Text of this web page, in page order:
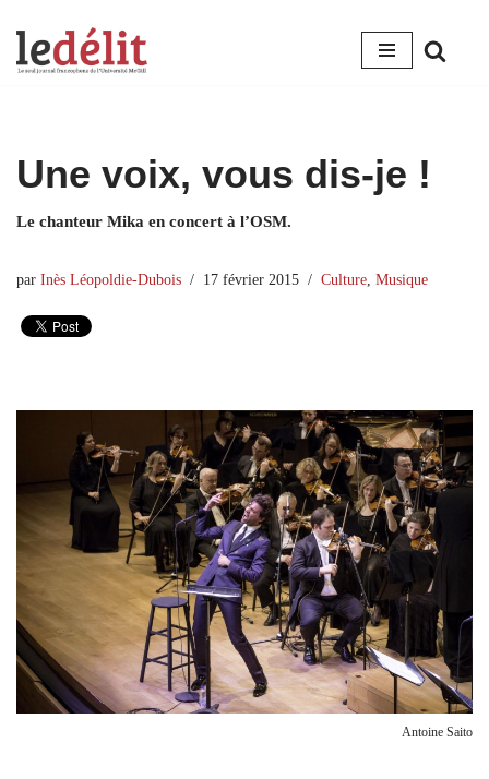
Aller
Une voix, vous dis-je !
Le chanteur Mika en concert à l’OSM.
par Inès Léopoldie-Dubois 17 février 2015 Culture Musique
Antoine Saito